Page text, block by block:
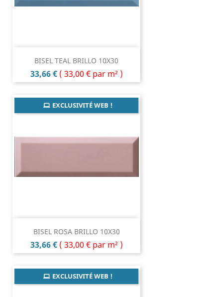
BISEL TEAL BRILLO 10X30
Prix
33,66 € ( 33,00 € par m² )
BISEL ROSA BRILLO 10X30
Prix
33,66 € ( 33,00 € par m² )
EXCLUSIVITÉ WEB !
EXCLUSIVITÉ WEB !